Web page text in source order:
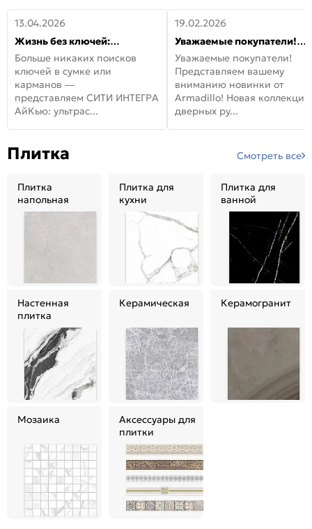
13.04.2026
Жизнь без ключей:
встречайте новую дверь
СИТИ ИНТЕГРА АйКью!
Больше никаких поисков
ключей в сумке или
карманов —
представляем СИТИ ИНТЕГРА
АйКью: ультрас...
19.02.2026
Уважаемые покупатели!
Представляем вашему
вниманию новинки от
Armadillo!
Уважаемые покупатели!
Представляем вашему
вниманию новинки от
Armadillo! Новая коллекция
дверных ру...
Плитка Смотреть все
Плитка
напольная
Плитка для
кухни
Плитка для
ванной
Настенная
плитка
Керамическая Керамогранит
Мозаика
Аксессуары для
плитки